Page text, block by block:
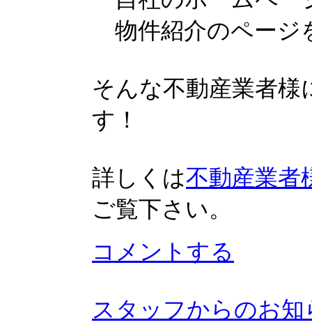
物件紹介のページ
そんな不動産業者様
す！
詳しくは不動産業者
ご覧下さい。
コメントする
スタッフからのお知